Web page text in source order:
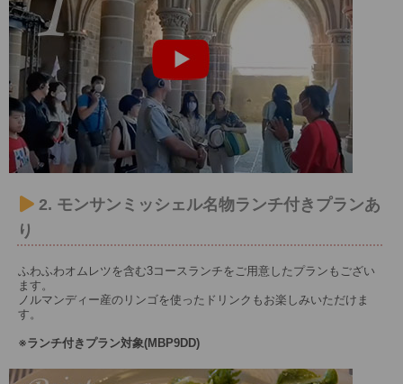
2. モンサンミッシェル名物ランチ付きプランあ
り
ふわふわオムレツを含む3コースランチをご用意したプランもござい
ます。
ノルマンディー産のリンゴを使ったドリンクもお楽しみいただけま
す。
※ランチ付きプラン対象(MBP9DD)